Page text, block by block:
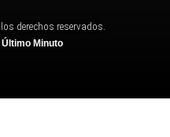
derechos reservados.
Minuto